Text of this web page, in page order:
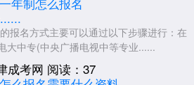
核实。请记住：不需要寻找任何现场报名
找任何中介，唯一官方通道就是天津开放
报名方式主要可以通过以下步骤进行：在
大中专(中央广播电视中等专业......
成考网 阅读：37